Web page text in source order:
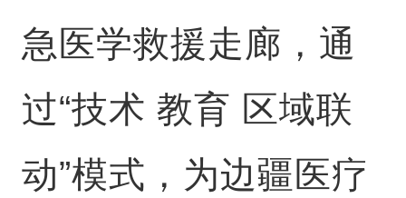
急医学救援走廊，通
过“技术 教育 区域联
动”模式，为边疆医疗